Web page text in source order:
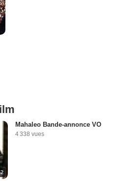
Mahaleo Bande-annonce VO
4 338 vues